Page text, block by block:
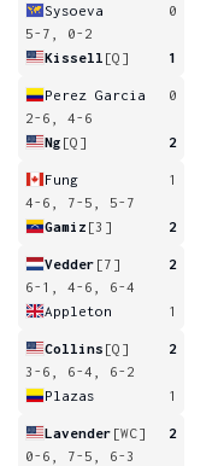
Sysoeva
0
5-7, 0-2
Kissell [Q] 1
Perez Garcia
0
2-6, 4-6
Ng [Q] 2
Fung
1
4-6, 7-5, 5-7
Gamiz [3] 2
Vedder [7]
2
6-1, 4-6, 6-4
Appleton
1
Collins [Q]
2
3-6, 6-4, 6-2
Plazas
1
Lavender [WC]
2
0-6, 7-5, 6-3